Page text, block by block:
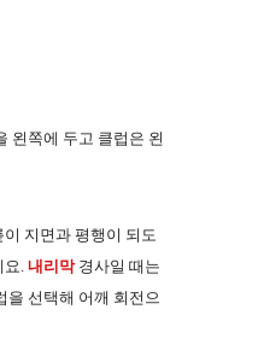
왼쪽에 두고 클럽은 왼
지면과 평행이 되도
요.내리막경사일 때는
을 선택해 어깨 회전으